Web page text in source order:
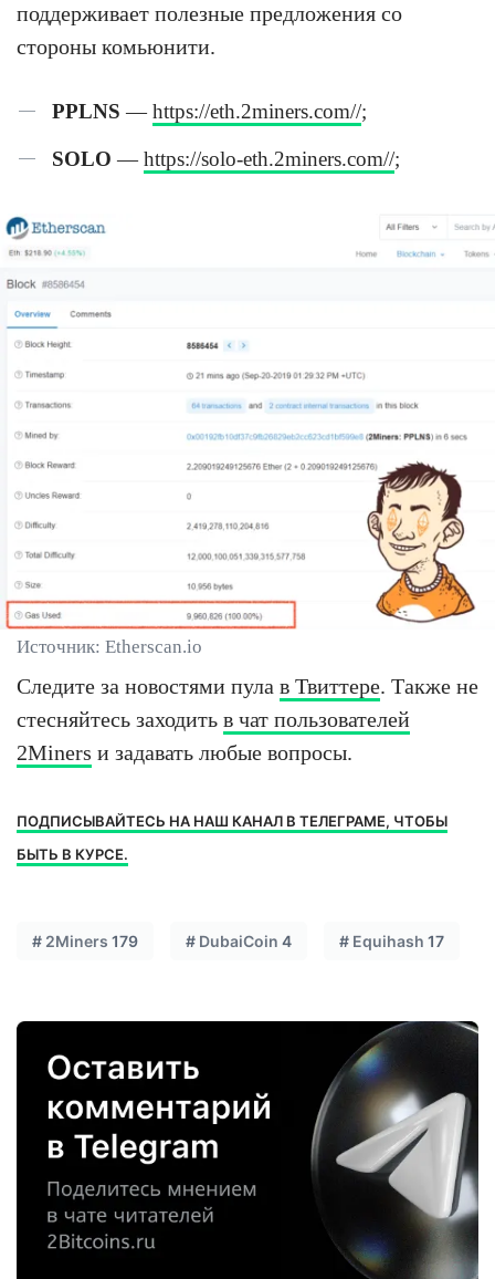
поддерживает полезные предложения со
стороны комьюнити.
PPLNS —https://eth.2miners.com//;
SOLO —https://solo-eth.2miners.com//;
Источник: Etherscan.io
Следите за новостями пула в Твиттере. Также не
стесняйтесь заходить в чат пользователей
2Miners и задавать любые вопросы.
ПОДПИСЫВАЙТЕСЬ НА НАШ КАНАЛ В ТЕЛЕГРАМЕ, ЧТОБЫ
БЫТЬ В КУРСЕ.
# 2Miners 179 # DubaiCoin 4 # Equihash 17